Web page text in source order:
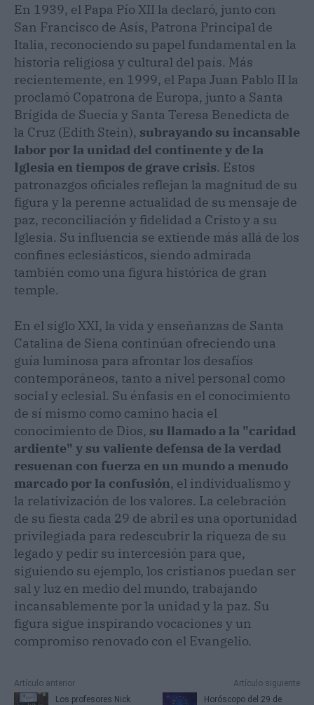
En 1939, el Papa Pío XII la declaró, junto con
San Francisco de Asís, Patrona Principal de
Italia, reconociendo su papel fundamental en la
historia religiosa y cultural del país. Más
recientemente, en 1999, el Papa Juan Pablo II la
proclamó Copatrona de Europa, junto a Santa
Brígida de Suecia y Santa Teresa Benedicta de
la Cruz (Edith Stein), subrayando su incansable
labor por la unidad del continente y de la
Iglesia en tiempos de grave crisis. Estos
patronazgos oficiales reflejan la magnitud de su
figura y la perenne actualidad de su mensaje de
paz, reconciliación y fidelidad a Cristo y a su
Iglesia. Su influencia se extiende más allá de los
confines eclesiásticos, siendo admirada
también como una figura histórica de gran
temple.
En el siglo XXI, la vida y enseñanzas de Santa
Catalina de Siena continúan ofreciendo una
guía luminosa para afrontar los desafíos
contemporáneos, tanto a nivel personal como
social y eclesial. Su énfasis en el conocimiento
de sí mismo como camino hacia el
conocimiento de Dios, su llamado a la "caridad
ardiente" y su valiente defensa de la verdad
resuenan con fuerza en un mundo a menudo
marcado por la confusión, el individualismo y
la relativización de los valores. La celebración
de su fiesta cada 29 de abril es una oportunidad
privilegiada para redescubrir la riqueza de su
legado y pedir su intercesión para que,
siguiendo su ejemplo, los cristianos puedan ser
sal y luz en medio del mundo, trabajando
incansablemente por la unidad y la paz. Su
figura sigue inspirando vocaciones y un
compromiso renovado con el Evangelio.
Artículo anterior
Los profesores Nick
Artículo siguiente
Horóscopo del 29 de